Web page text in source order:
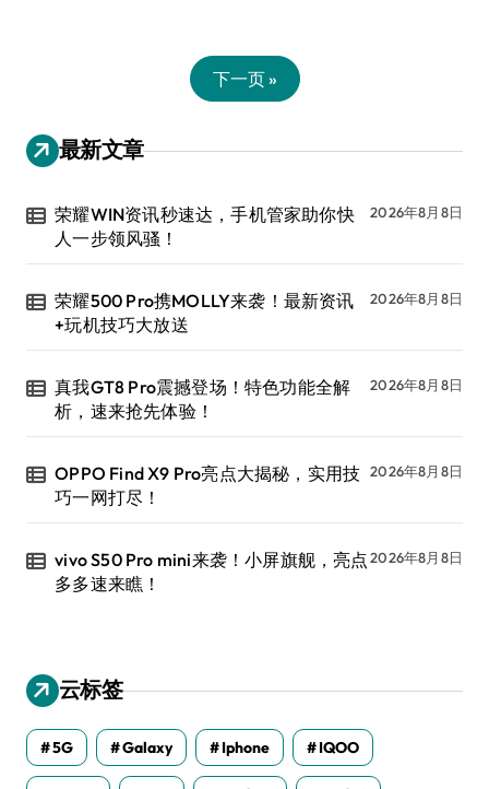
下一页 »
最新文章
荣耀WIN资讯秒速达，手机管家助你快
人一步领风骚！
2026年8月8日
荣耀500 Pro携MOLLY来袭！最新资讯
+玩机技巧大放送
2026年8月8日
真我GT8 Pro震撼登场！特色功能全解
析，速来抢先体验！
2026年8月8日
OPPO Find X9 Pro亮点大揭秘，实用技
巧一网打尽！
2026年8月8日
vivo S50 Pro mini来袭！小屏旗舰，亮点
多多速来瞧！
2026年8月8日
云标签
5G Galaxy Iphone IQOO